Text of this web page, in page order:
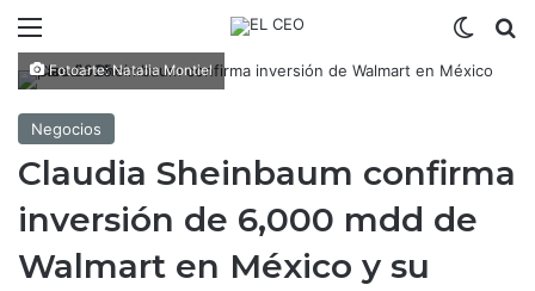
Fotoarte: Natalia Montiel
Negocios
Claudia Sheinbaum confirma
inversión de 6,000 mdd de
Walmart en México y su